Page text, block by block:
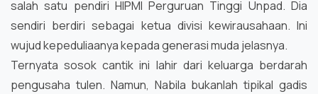
salah satu pendiri HIPMI Perguruan Tinggi Unpad. Dia
sendiri berdiri sebagai ketua divisi kewirausahaan. Ini
wujud kepeduliaanya kepada generasi muda jelasnya.
Ternyata sosok cantik ini lahir dari keluarga berdarah
pengusaha tulen. Namun, Nabila bukanlah tipikal gadis